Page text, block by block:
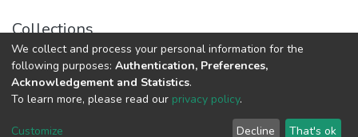
Collections
Бакалаври ФПСР
DSpace software copyright © 2009-2026
Cookie
End User
Send
We collect and process your personal information for the
following purposes: Authentication, Preferences,
Acknowledgement and Statistics.
To learn more, please read our privacy policy.
Customize Decline That's ok